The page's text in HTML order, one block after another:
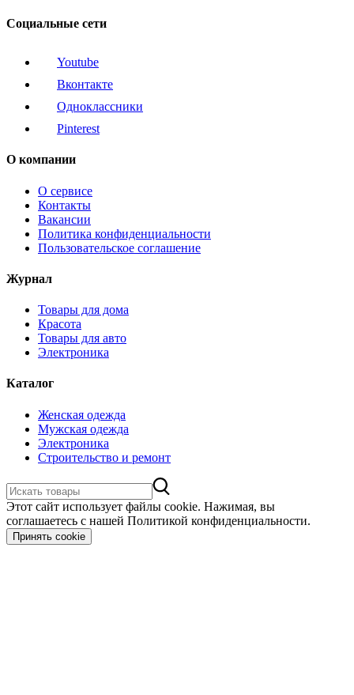
Социальные сети
Youtube
Вконтакте
Одноклассники
Pinterest
О компании
О сервисе
Контакты
Вакансии
Политика конфиденциальности
Пользовательское соглашение
Журнал
Товары для дома
Красота
Товары для авто
Электроника
Каталог
Женская одежда
Мужская одежда
Электроника
Строительство и ремонт
Этот сайт использует файлы cookie. Нажимая, вы
соглашаетесь с нашей Политикой конфиденциальности.
Принять cookie